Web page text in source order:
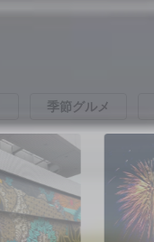
宿泊検索
季節グルメ